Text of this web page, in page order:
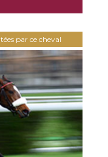
par ce cheval